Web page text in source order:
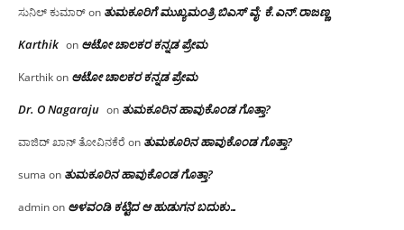
ಸುನಿಲ್ ಕುಮಾರ್on ತುಮಕೂರಿಗೆ ಮುಖ್ಯಮಂತ್ರಿ ಬಿಎಸ್ ವೈ: ಕೆ.ಎನ್.ರಾಜಣ್ಣ
Karthik on ಆಟೋ ಚಾಲಕರ ಕನ್ನಡ ಪ್ರೇಮ
Karthikon ಆಟೋ ಚಾಲಕರ ಕನ್ನಡ ಪ್ರೇಮ
Dr. O Nagaraju on ತುಮಕೂರಿನ ಹಾವುಕೊಂಡ ಗೊತ್ತಾ?
ವಾಜಿದ್ ಖಾನ್ ತೋವಿನಕೆರೆ on ತುಮಕೂರಿನ ಹಾವುಕೊಂಡ ಗೊತ್ತಾ?
suma on ತುಮಕೂರಿನ ಹಾವುಕೊಂಡ ಗೊತ್ತಾ?
adminon ಅಳವಂಡಿ ಕಟ್ಟಿದ ಆ ಹುಡುಗನ ಬದುಕು…